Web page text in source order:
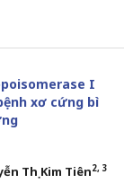
I
xơ cứng bì
Thị Kim Tiên2, 3